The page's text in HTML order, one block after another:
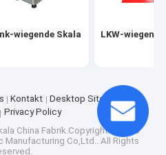
wiegende Skala LKW-
Kontakt
Desktop Site
Privacy Policy
China Fabrik.Copyright © 2026
Manufacturing Co,Ltd.. All Rights